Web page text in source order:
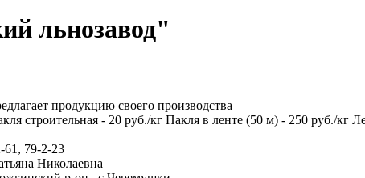
льнозавод"
продукцию своего производства
строительная - 20 руб./кг Пакля в ленте (50 м) - 250 руб./кг
61, 79-2-23
Николаевна